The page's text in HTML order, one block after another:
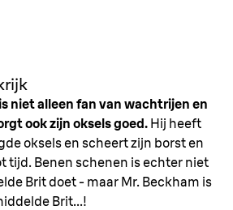
niet alleen fan van wachtrijen en
ook zijn oksels goed. Hij heeft
oksels en scheert zijn borst en
tijd. Benen schenen is echter niet
Brit doet - maar Mr. Beckham is
Brit...!